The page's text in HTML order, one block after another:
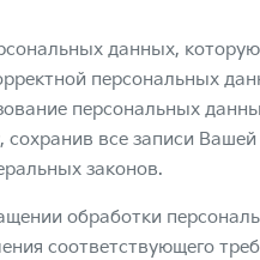
данных,
персональных
персональных
сохранив все записи
законов.
обработки
соответствующего